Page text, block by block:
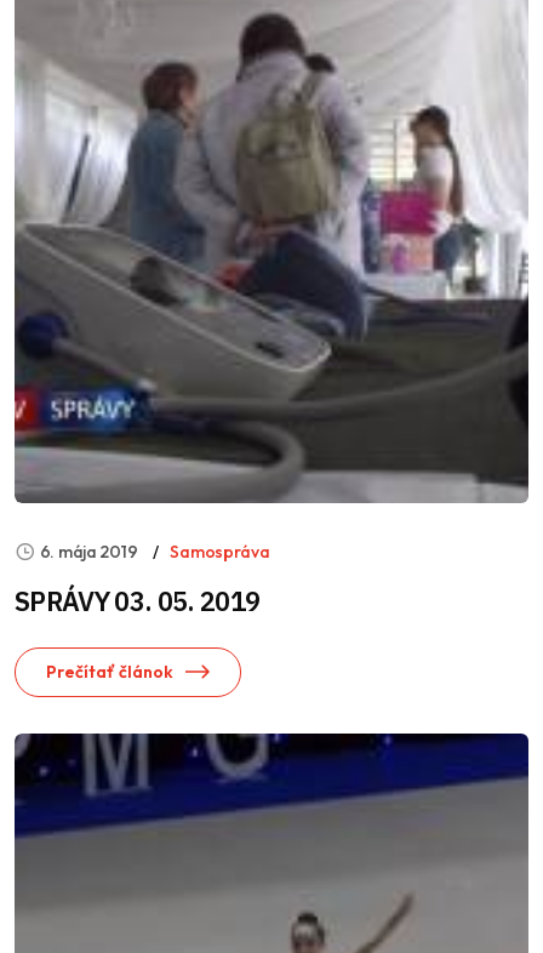
6. mája 2019 Samospráva
SPRÁVY 03. 05. 2019
Prečítať článok